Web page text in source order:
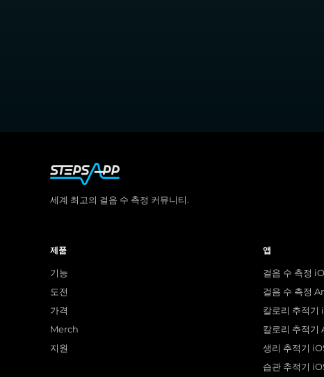
세계 최고의 걸음 수 측정 커뮤니티.
제품
기능
도전
가격
Merch
지원
앱
걸음 수 측정
걸음 수 측정
칼로리 추적기
칼로리 추적
생리 추적기
습관 추적기